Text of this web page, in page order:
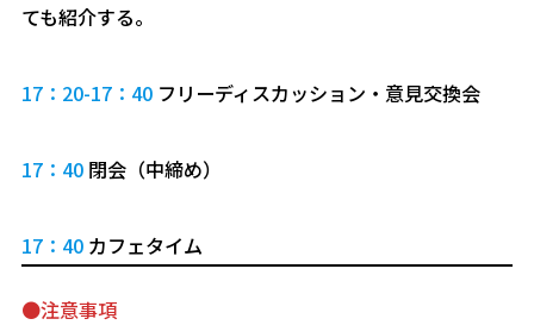
ても紹介する。
17：20-17：40フリーディスカッション・意見交換会
17：40閉会（中締め）
17：40カフェタイム
●注意事項